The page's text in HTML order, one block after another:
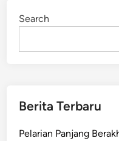
Search
Berita Terbaru
Pelarian Panjang